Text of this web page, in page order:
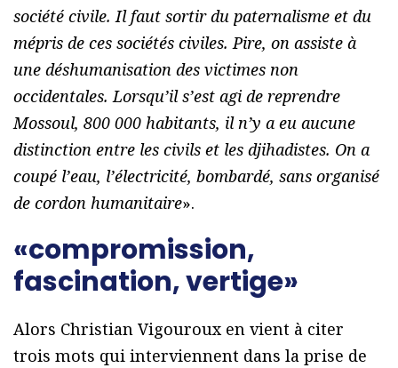
société civile. Il faut sortir du paternalisme et du
mépris de ces sociétés civiles. Pire, on assiste à
une déshumanisation des victimes non
occidentales. Lorsqu’il s’est agi de reprendre
Mossoul, 800 000 habitants, il n’y a eu aucune
distinction entre les civils et les djihadistes. On a
coupé l’eau, l’électricité, bombardé, sans organisé
de cordon humanitaire».
«compromission,
fascination, vertige»
Alors Christian Vigouroux en vient à citer
trois mots qui interviennent dans la prise de